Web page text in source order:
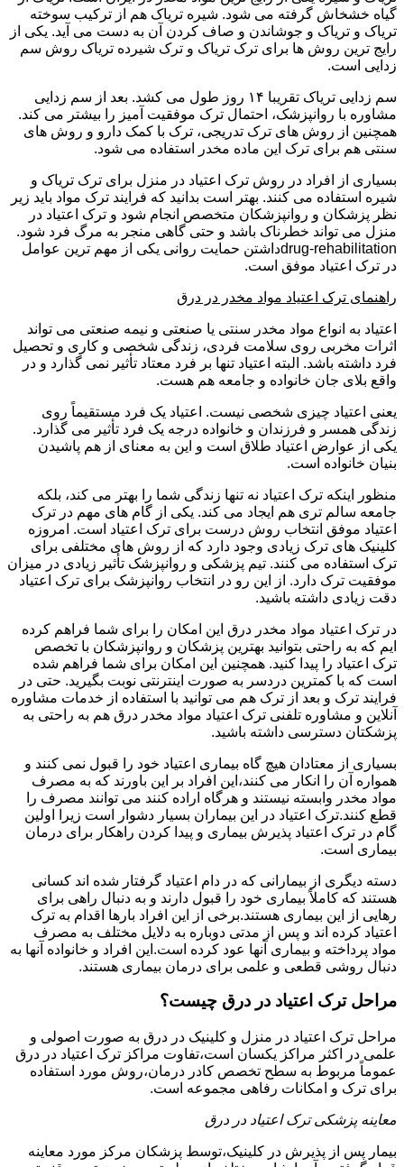
گیاه خشخاش گرفته می شود. شیره تریاک هم از ترکیب سوخته
تریاک و تریاک و جوشاندن و صاف کردن آن به دست می آید. یکی از
رایج ترین روش ها برای ترک تریاک و ترک شیرده تریاک روش سم
زدایی است.
سم زدایی تریاک تقریبا ۱۴ روز طول می کشد. بعد از سم زدایی
مشاوره با روانپزشک، احتمال ترک موفقیت آمیز را بیشتر می کند.
همچنین از روش های ترک تدریجی، ترک با کمک دارو و روش های
سنتی هم برای ترک این ماده مخدر استفاده می شود.
بسیاری از افراد در روش ترک اعتیاد در منزل برای ترک تریاک و
شیره استفاده می کنند. بهتر است بدانید که فرایند ترک مواد باید زیر
نظر پزشکان و روانپزشکان متخصص انجام شود و ترک اعتیاد در
منزل می تواند خطرناک باشد و حتی گاهی منجر به مرگ فرد شود.
drug-rehabilitationداشتن حمایت روانی یکی از مهم ترین عوامل
در ترک اعتیاد موفق است.
راهنمای ترک اعتیاد مواد مخدر در درق
اعتیاد به انواع مواد مخدر سنتی یا صنعتی و نیمه صنعتی می تواند
اثرات مخربی روی سلامت فردی، زندگی شخصی و کاری و تحصیل
فرد داشته باشد. البته اعتیاد تنها بر فرد معتاد تأثیر نمی گذارد و در
واقع بلای جان خانواده و جامعه هم هست.
یعنی اعتیاد چیزی شخصی نیست. اعتیاد یک فرد مستقیماً روی
زندگی همسر و فرزندان و خانواده درجه یک فرد تأثیر می گذارد.
یکی از عوارض اعتیاد طلاق است و این به معنای از هم پاشیدن
بنیان خانواده است.
منظور اینکه ترک اعتیاد نه تنها زندگی شما را بهتر می کند، بلکه
جامعه سالم تری هم ایجاد می کند. یکی از گام های مهم در ترک
اعتیاد موفق انتخاب روش درست برای ترک اعتیاد است. امروزه
کلینیک های ترک زیادی وجود دارد که از روش های مختلفی برای
ترک استفاده می کنند. تیم پزشکی و روانپزشک تأثیر زیادی در میزان
موفقیت ترک دارد. از این رو در انتخاب روانپزشک برای ترک اعتیاد
دقت زیادی داشته باشید.
در ترک اعتیاد مواد مخدر درق این امکان را برای شما فراهم کرده
ایم که به راحتی بتوانید بهترین پزشکان و روانپزشکان با تخصص
ترک اعتیاد را پیدا کنید. همچنین این امکان برای شما فراهم شده
است که با کمترین دردسر به صورت اینترنتی نوبت بگیرید. حتی در
فرایند ترک و بعد از ترک هم می توانید با استفاده از خدمات مشاوره
آنلاین و مشاوره تلفنی ترک اعتیاد مواد مخدر درق هم به راحتی به
پزشکتان دسترسی داشته باشید.
بسیاری از معتادان هیچ گاه بیماری اعتیاد خود را قبول نمی کنند و
همواره آن را انکار می کنند،این افراد بر این باورند که به مصرف
مواد مخدر وابسته نیستند و هرگاه اراده کنند می توانند مصرف را
قطع کنند.ترک اعتیاد در این بیماران بسیار دشوار است زیرا اولین
گام در ترک اعتیاد پذیرش بیماری و پیدا کردن راهکار برای درمان
بیماری است.
دسته دیگری از بیمارانی که در دام اعتیاد گرفتار شده اند کسانی
هستند که کاملاً بیماری خود را قبول دارند و به دنبال راهی برای
رهایی از این بیماری هستند.برخی از این افراد بارها اقدام به ترک
اعتیاد کرده اند و پس از مدتی دوباره به دلایل مختلف به مصرف
مواد پرداخته و بیماری آنها عود کرده است.این افراد و خانواده آنها به
دنبال روشی قطعی و علمی برای درمان بیماری هستند.
مراحل ترک اعتیاد در درق چیست؟
مراحل ترک اعتیاد در منزل و کلینیک در درق به صورت اصولی و
علمی در اکثر مراکز یکسان است،تفاوت مراکز ترک اعتیاد در درق
عموماً مربوط به سطح تخصص کادر درمان،روش مورد استفاده
برای ترک و امکانات رفاهی مجموعه است.
معاینه پزشکی ترک اعتیاد در درق
بیمار پس از پذیرش در کلینیک،توسط پزشکان مرکز مورد معاینه